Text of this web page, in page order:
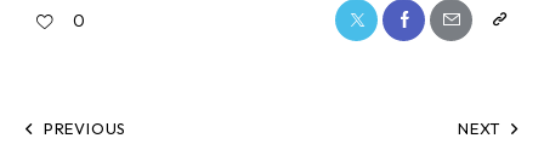
0
PREVIOUS NEXT